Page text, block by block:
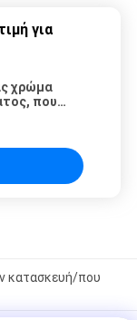
για
χρώμα
που
κατασκευή/που